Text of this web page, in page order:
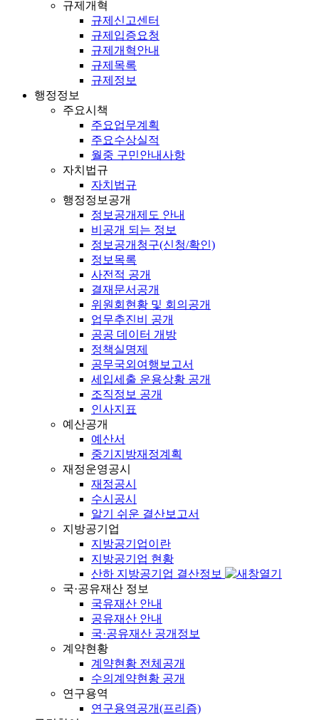
규제개혁
규제신고센터
규제입증요청
규제개혁안내
규제목록
규제정보
행정정보
주요시책
주요업무계획
주요수상실적
월중 구민안내사항
자치법규
자치법규
행정정보공개
정보공개제도 안내
비공개 되는 정보
정보공개청구(신청/확인)
정보목록
사전적 공개
결재문서공개
위원회현황 및 회의공개
업무추진비 공개
공공 데이터 개방
정책실명제
공무국외여행보고서
세입세출 운용상황 공개
조직정보 공개
인사지표
예산공개
예산서
중기지방재정계획
재정운영공시
재정공시
수시공시
알기 쉬운 결산보고서
지방공기업
지방공기업이란
지방공기업 현황
산하 지방공기업 결산정보
국·공유재산 정보
국유재산 안내
공유재산 안내
국·공유재산 공개정보
계약현황
계약현황 전체공개
수의계약현황 공개
연구용역
연구용역공개(프리즘)